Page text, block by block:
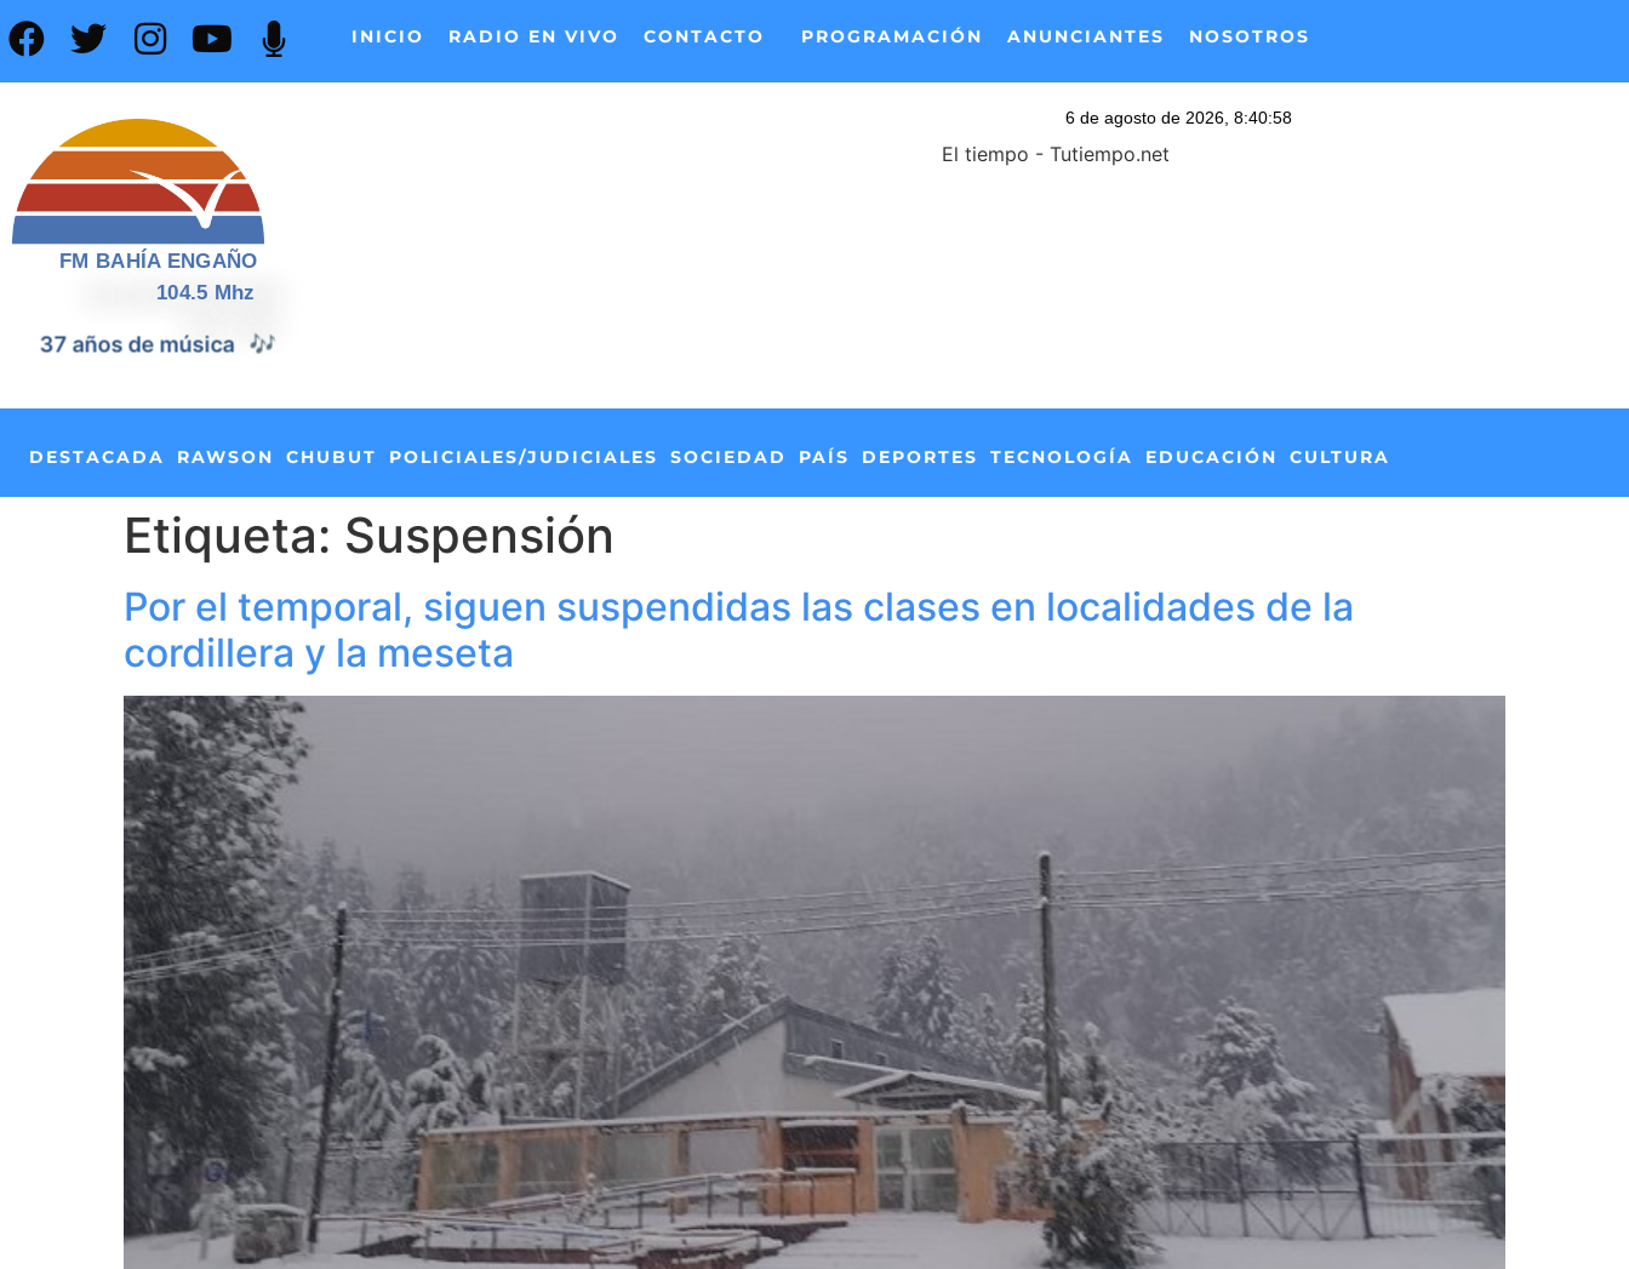
INICIO RADIO EN VIVO CONTACTO PROGRAMACIÓN ANUNCIANTES NOSOTROS
FM BAHÍA ENGAÑO
104.5 Mhz
37 años de noticias 📰
El tiempo - Tutiempo.net
DESTACADA RAWSON CHUBUT POLICIALES/JUDICIALES SOCIEDAD PAÍS DEPORTES TECNOLOGÍA EDUCACIÓN CULTURA
Etiqueta: Suspensión
Por el temporal, siguen suspendidas las clases en localidades de la
cordillera y la meseta